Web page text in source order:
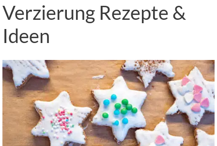
Verzierung Rezepte &
Ideen